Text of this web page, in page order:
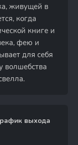
живущей в
когда
книге и
фею и
для себя
волшебства
выхода